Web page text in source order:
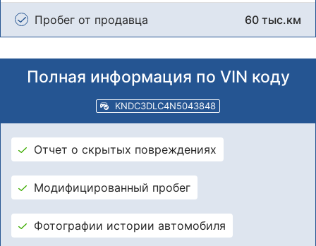
Пробег от продавца 60 тыс.км
Полная информация по VIN коду
KNDC3DLC4N5043848
Отчет о скрытых повреждениях
Модифицированный пробег
Фотографии истории автомобиля